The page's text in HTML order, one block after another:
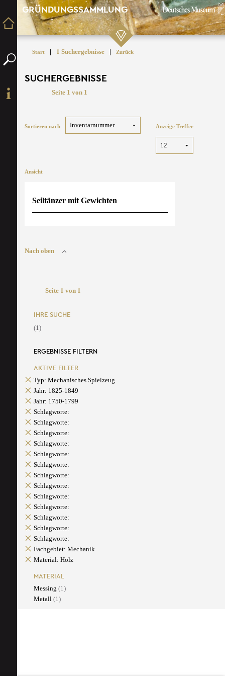
GRÜNDUNGSSAMMLUNG
Start | 1 Suchergebnisse | Zurück
SUCHERGEBNISSE
Seite 1 von 1
Sortieren nach Anzeige Treffer
Ansicht
Seiltänzer mit Gewichten
Nach oben
Seite 1 von 1
IHRE SUCHE
(1)
ERGEBNISSE FILTERN
AKTIVE FILTER
Typ: Mechanisches Spielzeug
Jahr: 1825-1849
Jahr: 1750-1799
Schlagworte:
Schlagworte:
Schlagworte:
Schlagworte:
Schlagworte:
Schlagworte:
Schlagworte:
Schlagworte:
Schlagworte:
Schlagworte:
Schlagworte:
Schlagworte:
Schlagworte:
Fachgebiet: Mechanik
Material: Holz
MATERIAL
Messing (1)
Metall (1)